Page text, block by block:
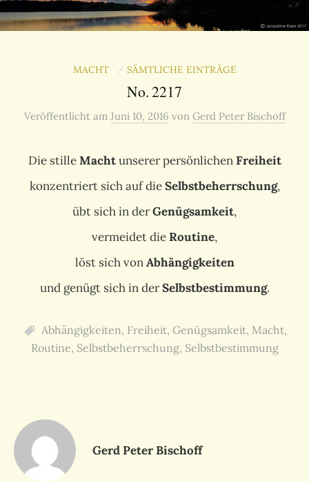
MACHT / SÄMTLICHE EINTRÄGE
No. 2217
Veröffentlicht am Juni 10, 2016 von Gerd Peter Bischoff
Die stilleMachtunserer persönlichenFreiheit
konzentriert sich auf dieSelbstbeherrschung,
übt sich in derGenügsamkeit,
vermeidet dieRoutine,
löst sich vonAbhängigkeiten
und genügt sich in derSelbstbestimmung.
Abhängigkeiten, Freiheit, Genügsamkeit, Macht,
Routine, Selbstbeherrschung, Selbstbestimmung
Gerd Peter Bischoff